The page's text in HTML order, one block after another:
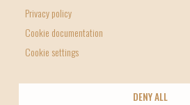
Footer
menu
1
Home
Privacy policy
Cookie documentation
Cookie settings
DENY ALL